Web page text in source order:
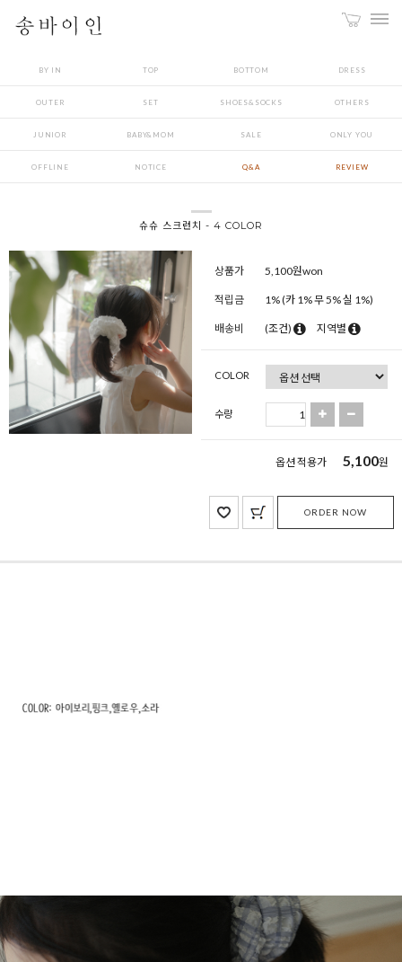
BY IN TOP BOTTOM DRESS
OUTER SET SHOES&SOCKS OTHERS
JUNIOR BABY&MOM SALE ONLY YOU
OFFLINE NOTICE Q&A REVIEW
슈슈 스크런치 - 4 COLOR
상품가 5,100원won
적립금 1% (카 1% 무 5% 실 1%)
배송비 (조건) 지역별
COLOR
수량
옵션 적용가 5,100원
ORDER NOW